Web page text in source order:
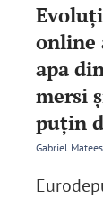
online
apa
mersi
puțin
Gabriel